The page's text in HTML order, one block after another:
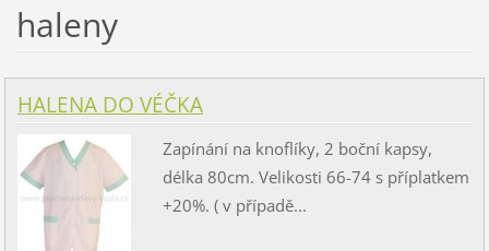
haleny
HALENA DO VÉČKA
Zapínání na knoflíky, 2 boční kapsy,
délka 80cm. Velikosti 66-74 s příplatkem
+20%. ( v případě...